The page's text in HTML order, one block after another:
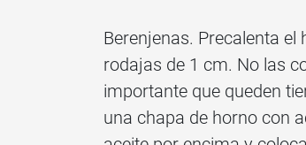
Berenjenas. Precalenta
rodajas de 1 cm. No las
importante que queden
una chapa de horno con